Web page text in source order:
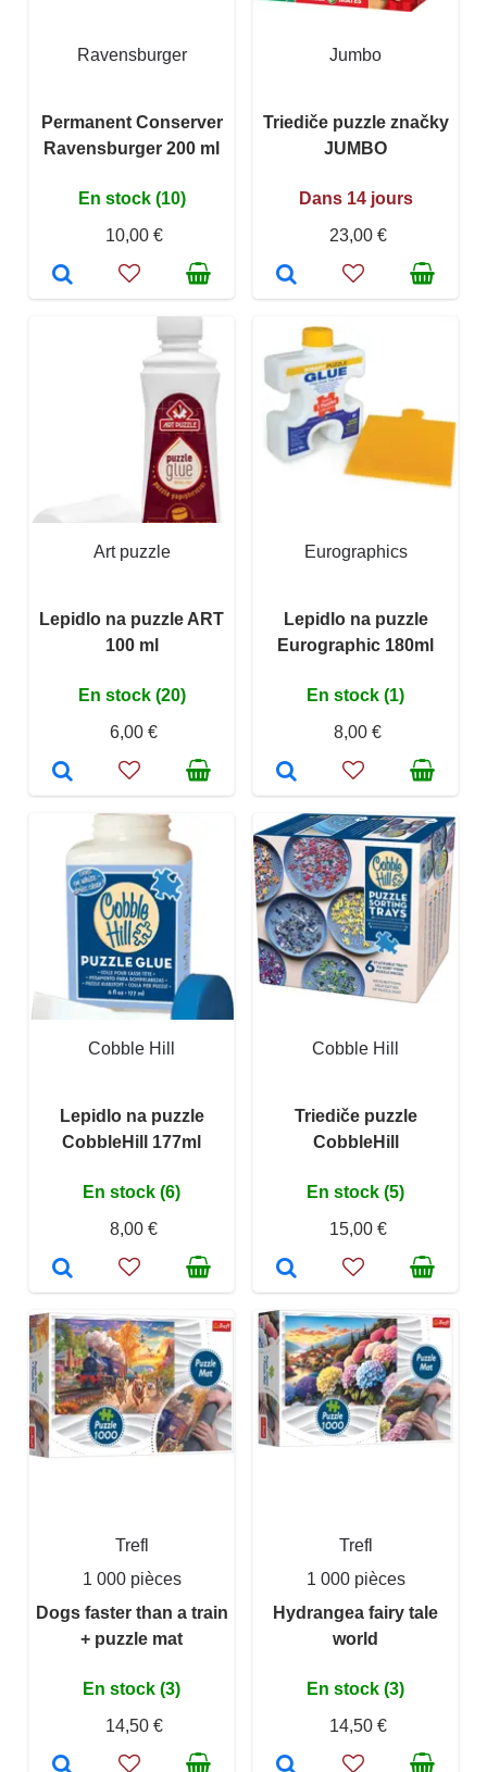
Ravensburger
Permanent Conserver
Ravensburger 200 ml
En stock (10)
10,00 €
Jumbo
Triediče puzzle značky
JUMBO
Dans 14 jours
23,00 €
Art puzzle
Lepidlo na puzzle ART
100 ml
En stock (20)
6,00 €
Eurographics
Lepidlo na puzzle
Eurographic 180ml
En stock (1)
8,00 €
Cobble Hill
Lepidlo na puzzle
CobbleHill 177ml
En stock (6)
8,00 €
Cobble Hill
Triediče puzzle
CobbleHill
En stock (5)
15,00 €
Trefl
1 000 pièces
Dogs faster than a train
+ puzzle mat
En stock (3)
14,50 €
Trefl
1 000 pièces
Hydrangea fairy tale
world
En stock (3)
14,50 €